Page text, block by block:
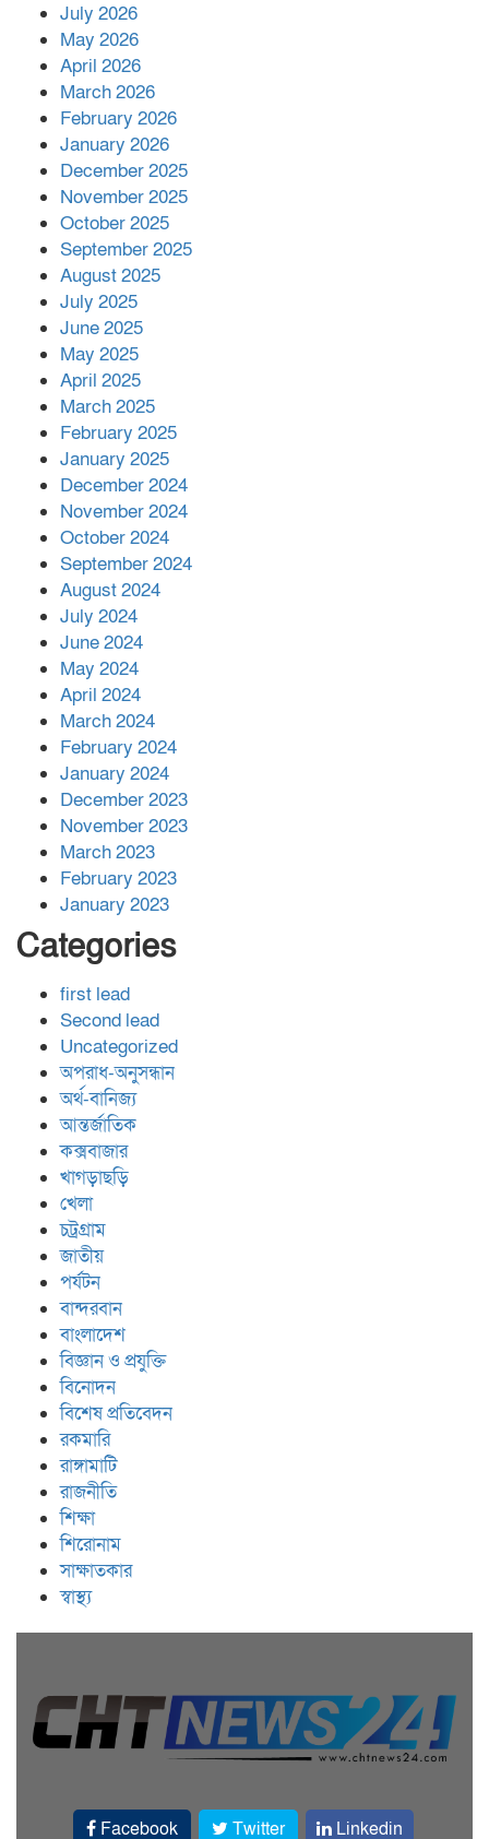
পর ফোন তারেক রহমানের,গ্যাস সঙ্কট
সহায়তা দিলেন সাচিং প্রু জেরী
July 2026
May 2026
April 2026
March 2026
February 2026
January 2026
December 2025
November 2025
October 2025
September 2025
August 2025
July 2025
June 2025
May 2025
April 2025
March 2025
February 2025
January 2025
December 2024
November 2024
October 2024
September 2024
August 2024
July 2024
June 2024
May 2024
April 2024
March 2024
February 2024
January 2024
December 2023
November 2023
March 2023
February 2023
January 2023
Categories
first lead
Second lead
Uncategorized
অপরাধ-অনুসন্ধান
অর্থ-বানিজ্য
আন্তর্জাতিক
কক্সবাজার
খাগড়াছড়ি
খেলা
চট্রগ্রাম
জাতীয়
পর্যটন
বান্দরবান
বাংলাদেশ
বিজ্ঞান ও প্রযুক্তি
বিনোদন
বিশেষ প্রতিবেদন
রকমারি
রাঙ্গামাটি
রাজনীতি
শিক্ষা
শিরোনাম
সাক্ষাতকার
স্বাস্থ্য
Facebook Twitter Linkedin